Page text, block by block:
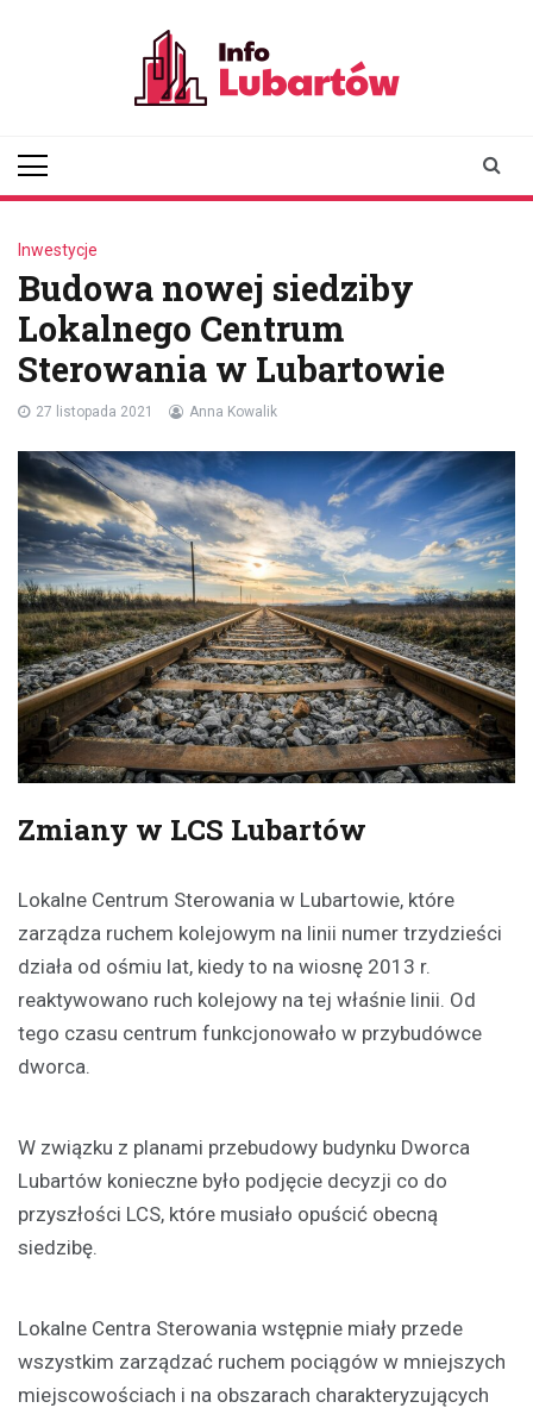
Inwestycje
Budowa nowej siedziby
Lokalnego Centrum
Sterowania w Lubartowie
27 listopada 2021 Anna Kowalik
Zmiany w LCS Lubartów
Lokalne Centrum Sterowania w Lubartowie, które
zarządza ruchem kolejowym na linii numer trzydzieści
działa od ośmiu lat, kiedy to na wiosnę 2013 r.
reaktywowano ruch kolejowy na tej właśnie linii. Od
tego czasu centrum funkcjonowało w przybudówce
dworca.
W związku z planami przebudowy budynku Dworca
Lubartów konieczne było podjęcie decyzji co do
przyszłości LCS, które musiało opuścić obecną
siedzibę.
Lokalne Centra Sterowania wstępnie miały przede
wszystkim zarządzać ruchem pociągów w mniejszych
miejscowościach i na obszarach charakteryzujących